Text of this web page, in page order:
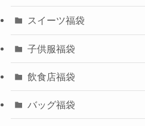
スイーツ福袋
子供服福袋
飲食店福袋
バッグ福袋